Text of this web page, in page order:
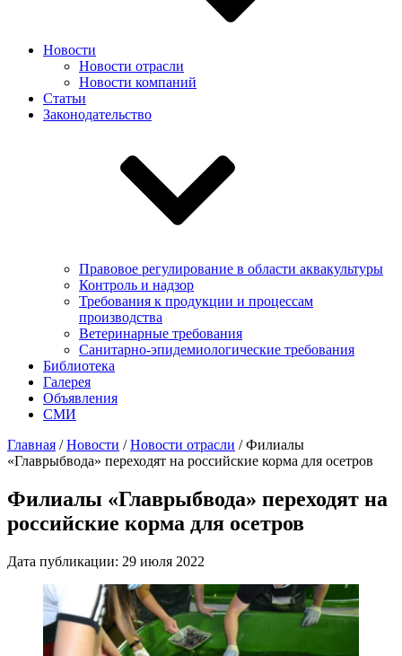
Новости
Новости отрасли
Новости компаний
Статьи
Законодательство
Правовое регулирование в области аквакультуры
Контроль и надзор
Требования к продукции и процессам
производства
Ветеринарные требования
Санитарно-эпидемиологические требования
Библиотека
Галерея
Объявления
СМИ
Главная /Новости /Новости отрасли /Филиалы
«Главрыбвода» переходят на российские корма для осетров
Филиалы «Главрыбвода» переходят на
российские корма для осетров
Дата публикации: 29 июля 2022